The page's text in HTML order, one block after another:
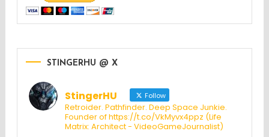
STINGERHU @ X
StingerHU Follow
Retroider. Pathfinder. Deep Space Junkie.
Founder of https://t.co/VkMyvx4ppz (Life
Matrix: Architect - VideoGameJournalist)